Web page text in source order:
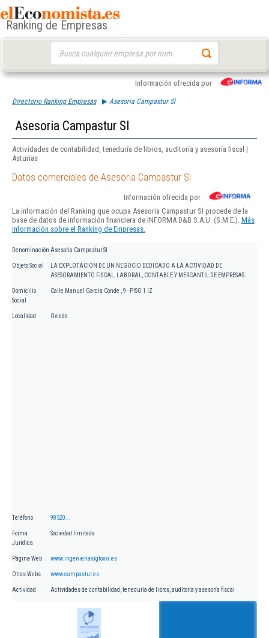
Ranking de Empresas
Información ofrecida por
Directorio Ranking Empresas Asesoria Campastur Sl
Asesoria Campastur Sl
Actividades de contabilidad, teneduría de libros, auditoría y asesoría fiscal |
Asturias
Datos comerciales de Asesoria Campastur Sl
Información ofrecida por
La información del Ranking que ocupa Asesoria Campastur Sl procede de la
base de datos de información financiera de INFORMA D&B S.A.U. (S.M.E.). Más
información sobre el Ranking de Empresas.
Denominación Asesoria Campastur Sl
Objeto Social
LA EXPLOTACION DE UN NEGOCIO DEDICADO A LA ACTIVIDAD DE
ASESORAMIENTO FISCAL, LABORAL, CONTABLE Y MERCANTIL DE EMPRESAS.
Domicilio
Social
Calle Manuel Garcia Conde , 9 - PISO 1 IZ
Localidad Oviedo
Teléfono 98520...
Forma
Jurídica
Sociedad limitada
Página Web www.ingenieriasigloxxi.es
Otras Webs www.campastur.es
Actividad Actividades de contabilidad, teneduría de libros, auditoría y asesoría fiscal